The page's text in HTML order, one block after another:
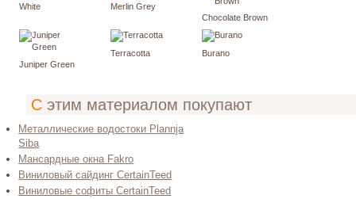
White
Merlin Grey
Chocolate Brown
Juniper Green
Terracotta Burano
С этим материалом покупают
Металлические водостоки Plannja
Siba
Мансардные окна Fakro
Виниловый сайдинг CertainTeed
Виниловые софиты CertainTeed